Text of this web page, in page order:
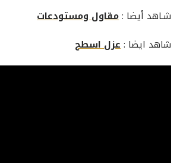
شـاهد أيضا :مقاول ومستودعات
شاهد ايضا :عزل اسطح